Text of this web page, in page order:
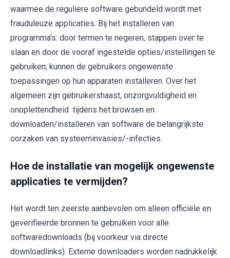
waarmee de reguliere software gebundeld wordt met
frauduleuze applicaties. Bij het installeren van
programma's: door termen te negeren, stappen over te
slaan en door de vooraf ingestelde opties/instellingen te
gebruiken, kunnen de gebruikers ongewenste
toepassingen op hun apparaten installeren. Over het
algemeen zijn gebruikershaast, onzorgvuldigheid en
onoplettendheid tijdens het browsen en
downloaden/installeren van software de belangrijkste
oorzaken van systeeminvasies/-infecties.
Hoe de installatie van mogelijk ongewenste
applicaties te vermijden?
Het wordt ten zeerste aanbevolen om alleen officiële en
geverifieerde bronnen te gebruiken voor alle
softwaredownloads (bij voorkeur via directe
downloadlinks). Externe downloaders worden nadrukkelijk